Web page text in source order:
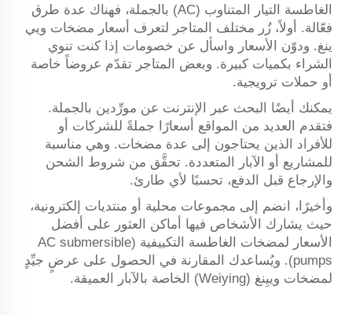
الغاطسة التيار المتناوب (AC) بالجملة، فهناك عدة طرق
فعّالة. أولاً، زُر مختلف المتاجر لتعرف أسعار مضخات ويي
ينغ. ودوّن الأسعار واسأل عن خصومات إذا كنت تنوي
الشراء بكميات كبيرة. وبعض المتاجر تقدّم عروضاً خاصة
أو حملات ترويجية.
يمكنك أيضًا البحث عبر الإنترنت عن مورِّدين بالجملة.
فتقدم العديد من المواقع أسعارًا جملةً للشركات أو
للأفراد الذين يحتاجون إلى عدة مضخات. وهي مناسبة
للمشاريع أو الآبار المتعددة. تحقَّق من شروط الشحن
والإرجاع قبل الدفع، تحسبًا لأي طارئ.
وأخيرًا، انضم إلى مجموعات محلية أو منتديات إلكترونية،
حيث يشارك الأشخاص فيها أماكن العثور على أفضل
الأسعار لمضخات الغاطسة التكييفية (AC submersible
pumps). ويُساعدك المقارنة في الحصول على عرضٍ جيِّدٍ
لمضخات وييِنغ (Weiying) الخاصة بالآبار العميقة.